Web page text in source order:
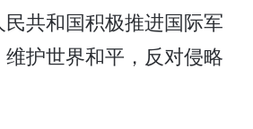
共和国积极推进国际军
护世界和平，反对侵略